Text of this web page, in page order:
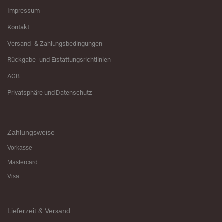
Impressum
Kontakt
Versand- & Zahlungsbedingungen
Rückgabe- und Erstattungsrichtlinien
AGB
Privatsphäre und Datenschutz
Zahlungsweise
Vorkasse
Mastercard
Visa
Lieferzeit & Versand